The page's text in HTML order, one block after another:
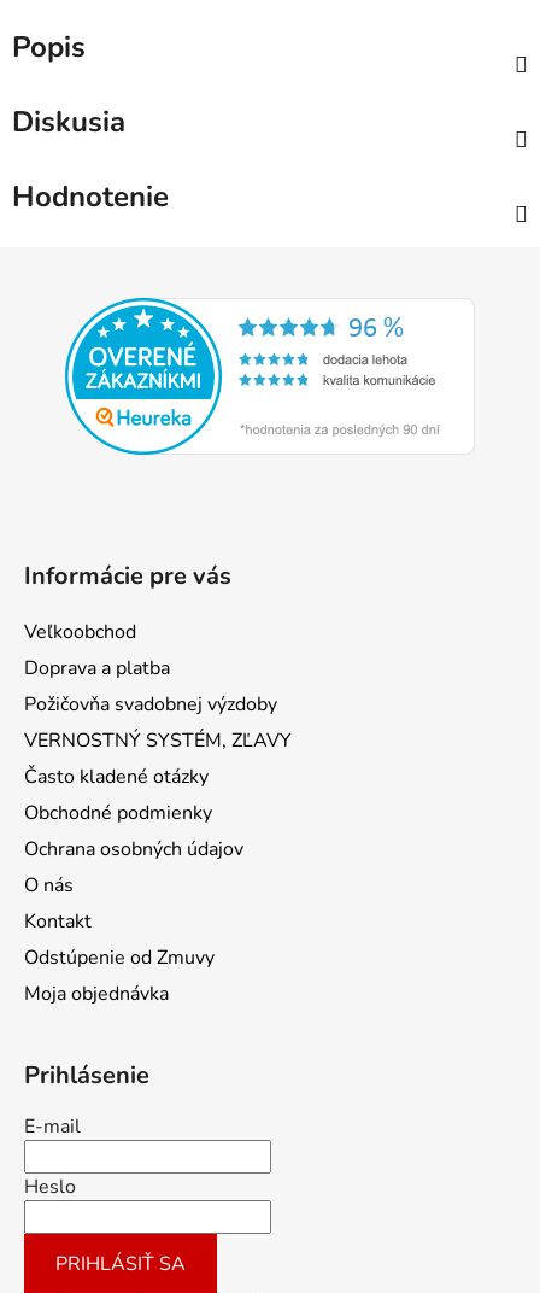
Popis
Diskusia
Hodnotenie
Informácie pre vás
Veľkoobchod
Doprava a platba
Požičovňa svadobnej výzdoby
VERNOSTNÝ SYSTÉM, ZĽAVY
Často kladené otázky
Obchodné podmienky
Ochrana osobných údajov
O nás
Kontakt
Odstúpenie od Zmuvy
Moja objednávka
Prihlásenie
E-mail
Heslo
PRIHLÁSIŤ SA